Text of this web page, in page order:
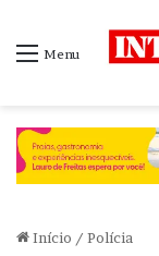
Menu
Início / Polícia